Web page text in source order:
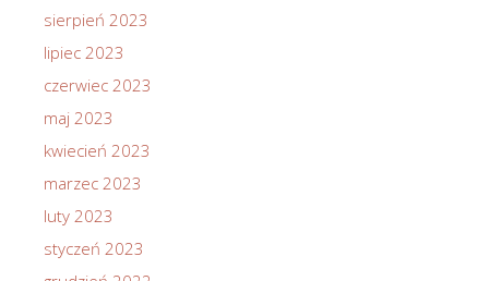
sierpień 2023
lipiec 2023
czerwiec 2023
maj 2023
kwiecień 2023
marzec 2023
luty 2023
styczeń 2023